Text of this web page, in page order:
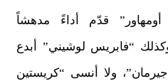
أومهاور” قدّم أداءً مدهشاً
“فابريس لوشيني” أبدع
ولا أنسى “كريستين